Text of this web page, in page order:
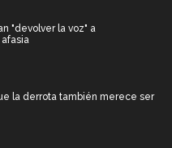
"devolver la voz" a
la derrota también merece ser